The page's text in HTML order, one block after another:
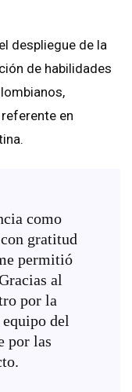
despliegue de la
de habilidades
en
como
gratitud
permitió
al
por la
del
por las